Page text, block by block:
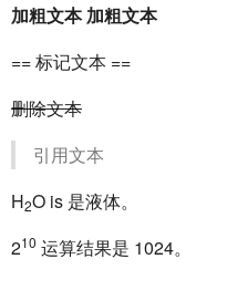
加粗文本 加粗文本
== 标记文本 ==
删除文本
引用文本
H2O is 是液体。
210 运算结果是 1024。